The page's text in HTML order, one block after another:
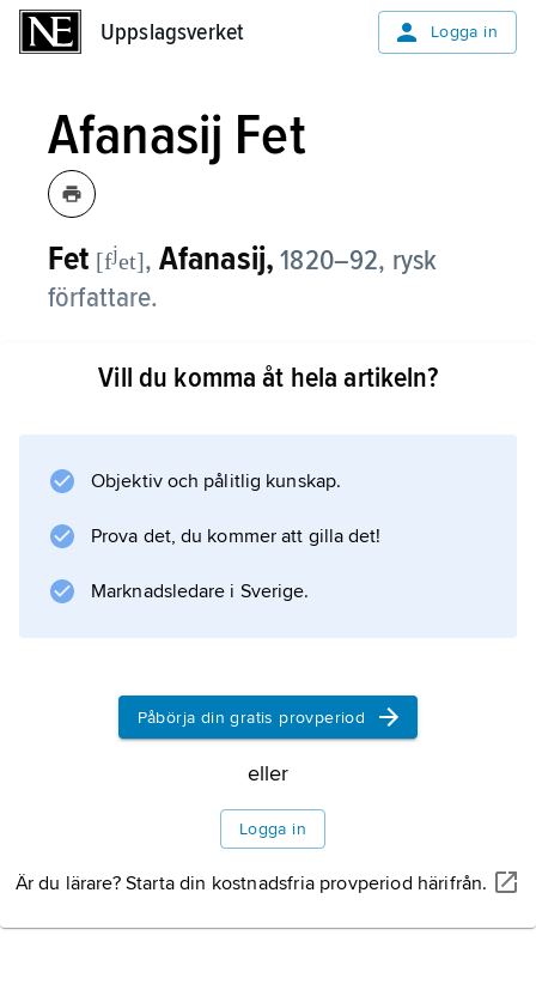
Uppslagsverket Logga in
Afanasij Fet
Fet [fjet], Afanasij, 1820–92, rysk
författare.
främsta i det ryska 1800-talets natur- och
konsten väckte föga gensvar i hans socialt
symbolister skulle på allvar upptäcka hans
skönhetsbudskap.
Information om artikeln
Vill du komma åt hela artikeln?
Objektiv och pålitlig kunskap.
Prova det, du kommer att gilla det!
Marknadsledare i Sverige.
Påbörja din gratis provperiod
eller
Logga in
Är du lärare? Starta din kostnadsfria provperiod härifrån.